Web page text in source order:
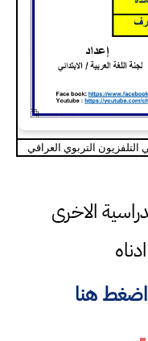
التلفزيون التربوي العراقي
الاخرى
اضغط هنا